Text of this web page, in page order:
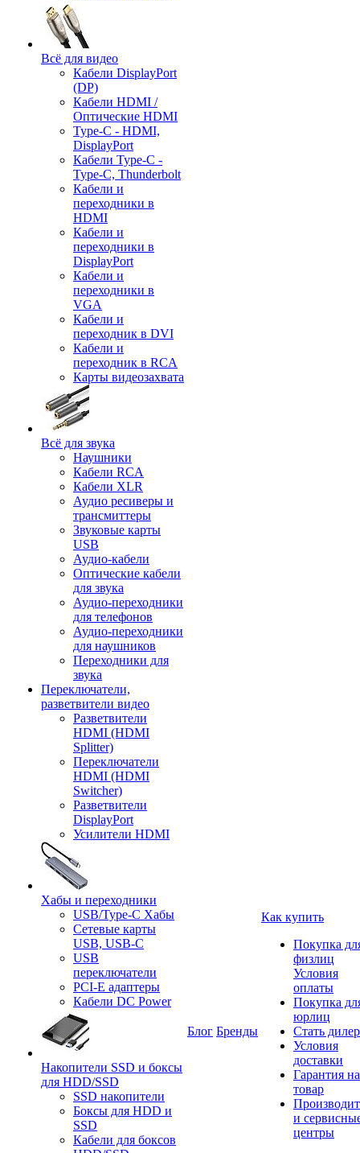
Всё для видео
Кабели DisplayPort
(DP)
Кабели HDMI /
Оптические HDMI
Type-C - HDMI,
DisplayPort
Кабели Type-C -
Type-C, Thunderbolt
Кабели и
переходники в
HDMI
Кабели и
переходники в
DisplayPort
Кабели и
переходники в
VGA
Кабели и
переходник в DVI
Кабели и
переходник в RCA
Карты видеозахвата
Всё для звука
Наушники
Кабели RCA
Кабели XLR
Аудио ресиверы и
трансмиттеры
Звуковые карты
USB
Аудио-кабели
Оптические кабели
для звука
Аудио-переходники
для телефонов
Аудио-переходники
для наушников
Переходники для
звука
Переключатели,
разветвители видео
Разветвители
HDMI (HDMI
Splitter)
Переключатели
HDMI (HDMI
Switcher)
Разветвители
DisplayPort
Усилители HDMI
Хабы и переходники
USB/Type-C Хабы
Сетевые карты
USB, USB-C
USB
переключатели
PCI-E адаптеры
Кабели DC Power
Накопители SSD и боксы
для HDD/SSD
SSD накопители
Боксы для HDD и
SSD
Кабели для боксов
Блог Бренды
Как купить
Покупка
физлиц
Условия
оплаты
Покупка
юрлиц
Стать
Условия
доставки
Гарантия на
товар
и
центры